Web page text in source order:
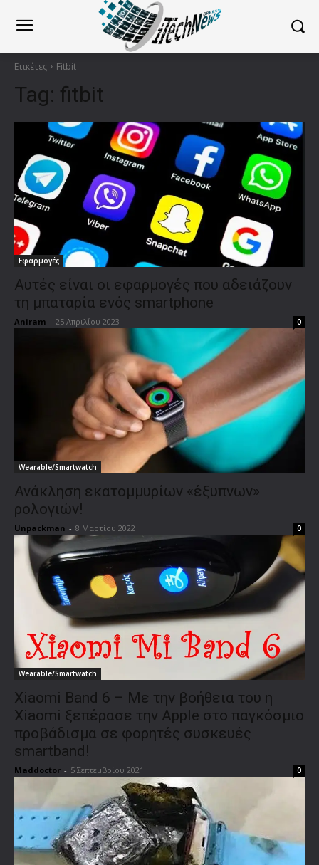
Ετικέτες Fitbit
Tag: fitbit
Εφαρμογές
Αυτές είναι οι εφαρμογές που αδειάζουν
τη μπαταρία ενός smartphone
Aniram - 25 Απριλίου 2023 0
Wearable/Smartwatch
Ανάκληση εκατομμυρίων «έξυπνων»
ρολογιών!
Unpackman - 8 Μαρτίου 2022 0
Wearable/Smartwatch
Xiaomi Band 6 – Με την βοήθεια του η
Xiaomi ξεπέρασε την Apple στο παγκόσμιο
προβάδισμα σε φορητές συσκευές
smartband!
Maddoctor - 5 Σεπτεμβρίου 2021 0